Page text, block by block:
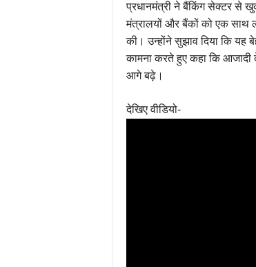
प्रधानमंत्री ने बैंकिंग सेक्टर से
मंत्रालयों और बैंकों को एक साथ
की। उन्होंने सुझाव दिया कि यह
कामना करते हुए कहा कि आजादी
आगे बढ़े।
देखिए वीडियो-